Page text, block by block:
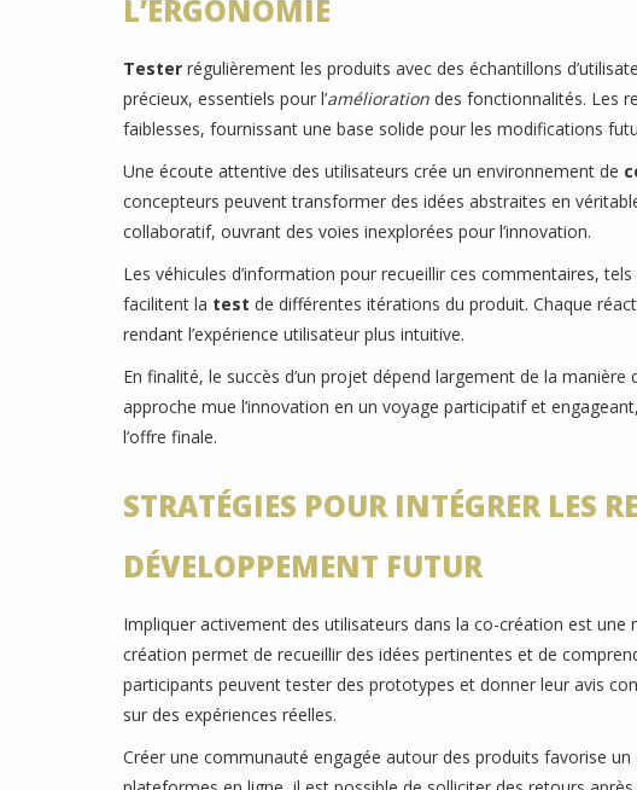
L’ERGONOMIE
Tester régulièrement les produits avec des échantillons
précieux, essentiels pour l’amélioration des fonctionnalités. Les
faiblesses, fournissant une base solide pour les modifications
Une écoute attentive des utilisateurs crée un environnement de
concepteurs peuvent transformer des idées abstraites en
collaboratif, ouvrant des voies inexplorées pour l’innovation.
Les véhicules d’information pour recueillir ces commentaires,
facilitent la test de différentes itérations du produit. Chaque
rendant l’expérience utilisateur plus intuitive.
En finalité, le succès d’un projet dépend largement de la
approche mue l’innovation en un voyage participatif et
l’offre finale.
STRATÉGIES POUR INTÉGRER LES
DÉVELOPPEMENT FUTUR
Impliquer activement des utilisateurs dans la co-création est
création permet de recueillir des idées pertinentes et de
participants peuvent tester des prototypes et donner leur avis
sur des expériences réelles.
Créer une communauté engagée autour des produits favorise un